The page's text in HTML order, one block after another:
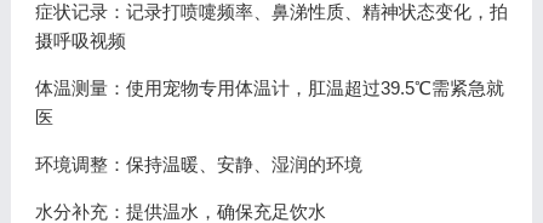
症状记录：记录打喷嚏频率、鼻涕性质、精神状态变化，拍
摄呼吸视频
体温测量：使用宠物专用体温计，肛温超过39.5℃需紧急就
医
环境调整：保持温暖、安静、湿润的环境
水分补充：提供温水，确保充足饮水